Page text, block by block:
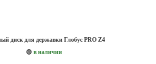
диск для державки Глобус PRO Z4
🟢 в наличии